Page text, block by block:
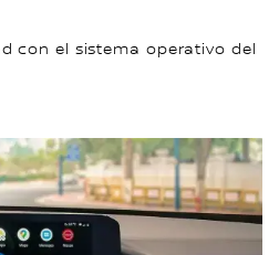
con el sistema operativo del